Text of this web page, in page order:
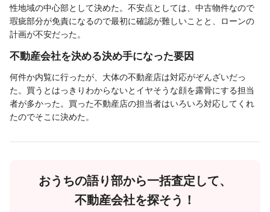
性地域の中心部として決めた。不安点としては、中古物件なので
瑕疵部分が免責になるので最初に確認が難しいことと、ローンの
計画が不安だった。
不動産会社を決める決め手になった要因
何件か内覧に行ったが、大体の不動産店は対応がぞんざいだっ
た。買うとはっきりわからないとイヤそうな顔を露骨にする担当
者が多かった。買った不動産店の担当者はいろいろ対応してくれ
たのでそこに決めた。
おうちの語り部から一括査定して、
不動産会社を探そう！